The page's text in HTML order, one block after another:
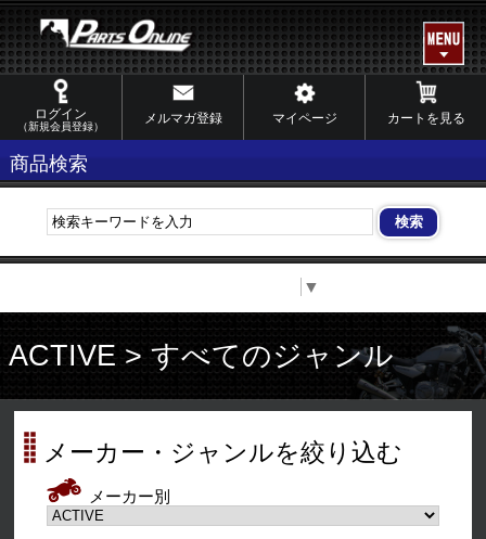
ログイン
（新規会員登録）
メルマガ登録 マイページ カートを見る
商品検索
▼
ACTIVE > すべてのジャンル
メーカー・ジャンルを絞り込む
メーカー別